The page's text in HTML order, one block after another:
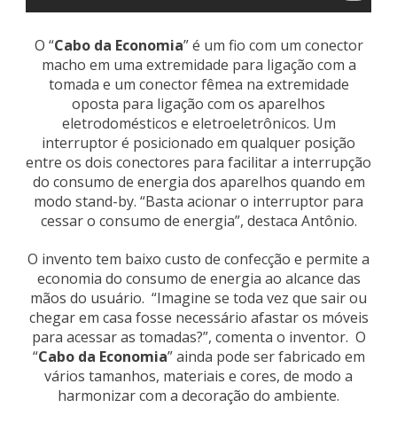
O “Cabo da Economia” é um fio com um conector
macho em uma extremidade para ligação com a
tomada e um conector fêmea na extremidade
oposta para ligação com os aparelhos
eletrodomésticos e eletroeletrônicos. Um
interruptor é posicionado em qualquer posição
entre os dois conectores para facilitar a interrupção
do consumo de energia dos aparelhos quando em
modo stand-by. “Basta acionar o interruptor para
cessar o consumo de energia”, destaca Antônio.
O invento tem baixo custo de confecção e permite a
economia do consumo de energia ao alcance das
mãos do usuário. “Imagine se toda vez que sair ou
chegar em casa fosse necessário afastar os móveis
para acessar as tomadas?”, comenta o inventor. O
“Cabo da Economia” ainda pode ser fabricado em
vários tamanhos, materiais e cores, de modo a
harmonizar com a decoração do ambiente.